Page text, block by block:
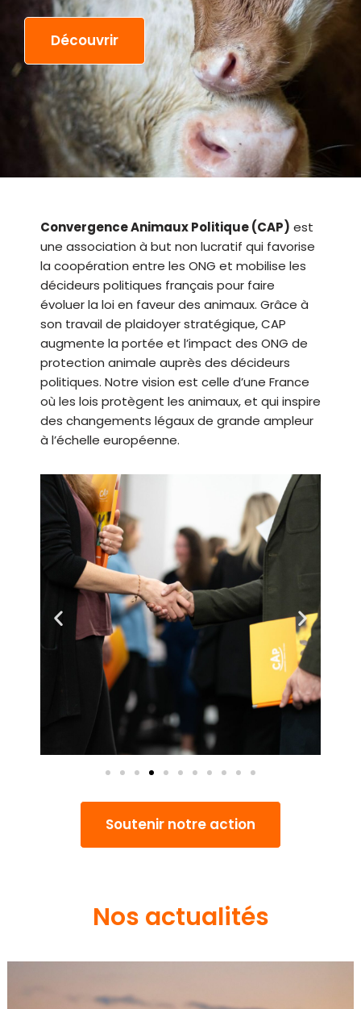
Découvrir
Convergence Animaux Politique (CAP) est
une association à but non lucratif qui favorise
la coopération entre les ONG et mobilise les
décideurs politiques français pour faire
évoluer la loi en faveur des animaux. Grâce à
son travail de plaidoyer stratégique, CAP
augmente la portée et l’impact des ONG de
protection animale auprès des décideurs
politiques. Notre vision est celle d’une France
où les lois protègent les animaux, et qui inspire
des changements légaux de grande ampleur
à l’échelle européenne.
Soutenir notre action
Nos actualités